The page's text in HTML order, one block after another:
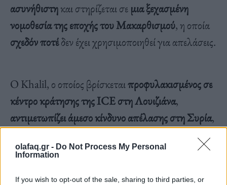
olafaq.gr - Do Not Process My Personal
Information
If you wish to opt-out of the sale, sharing to third parties, or
ασυνήθιστηκαι στηρίζεται σε μια ξεχασμένη
νομοθεσία της εποχής του Μακαρθισμού, η οποία
σχεδόν ποτέδεν έχει χρησιμοποιηθεί για απελάσεις.
Ο Khalil, ο οποίος βρίσκεταιπροφυλακισμένος σε
κέντρο κράτησης της ICE στη Λουιζιάνα,
αντιμετωπίζει άμεσο κίνδυνο απέλασης στη Συρία,
Σύμφωνα με τις δικαστικές καταθέσεις, παρά το ότι